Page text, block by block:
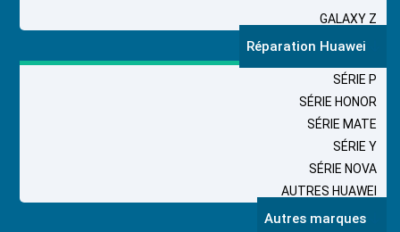
GALAXY Z
Réparation Huawei
SÉRIE P
SÉRIE HONOR
SÉRIE MATE
SÉRIE Y
SÉRIE NOVA
AUTRES HUAWEI
Autres marques